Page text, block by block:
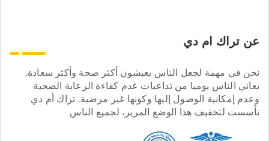
عن تراك ام دي
نحن في مهمة لجعل الناس يعيشون أكثر صحة وأكثر سعادة.
يعاني الناس يوميا من تداعيات عدم كفاءة الرعاية الصحية
وعدم إمكانية الوصول إليها وكونها غير مرضية. تراك أم دي
تأسست لتخفيف هذا الوضع المرير، لجميع الناس